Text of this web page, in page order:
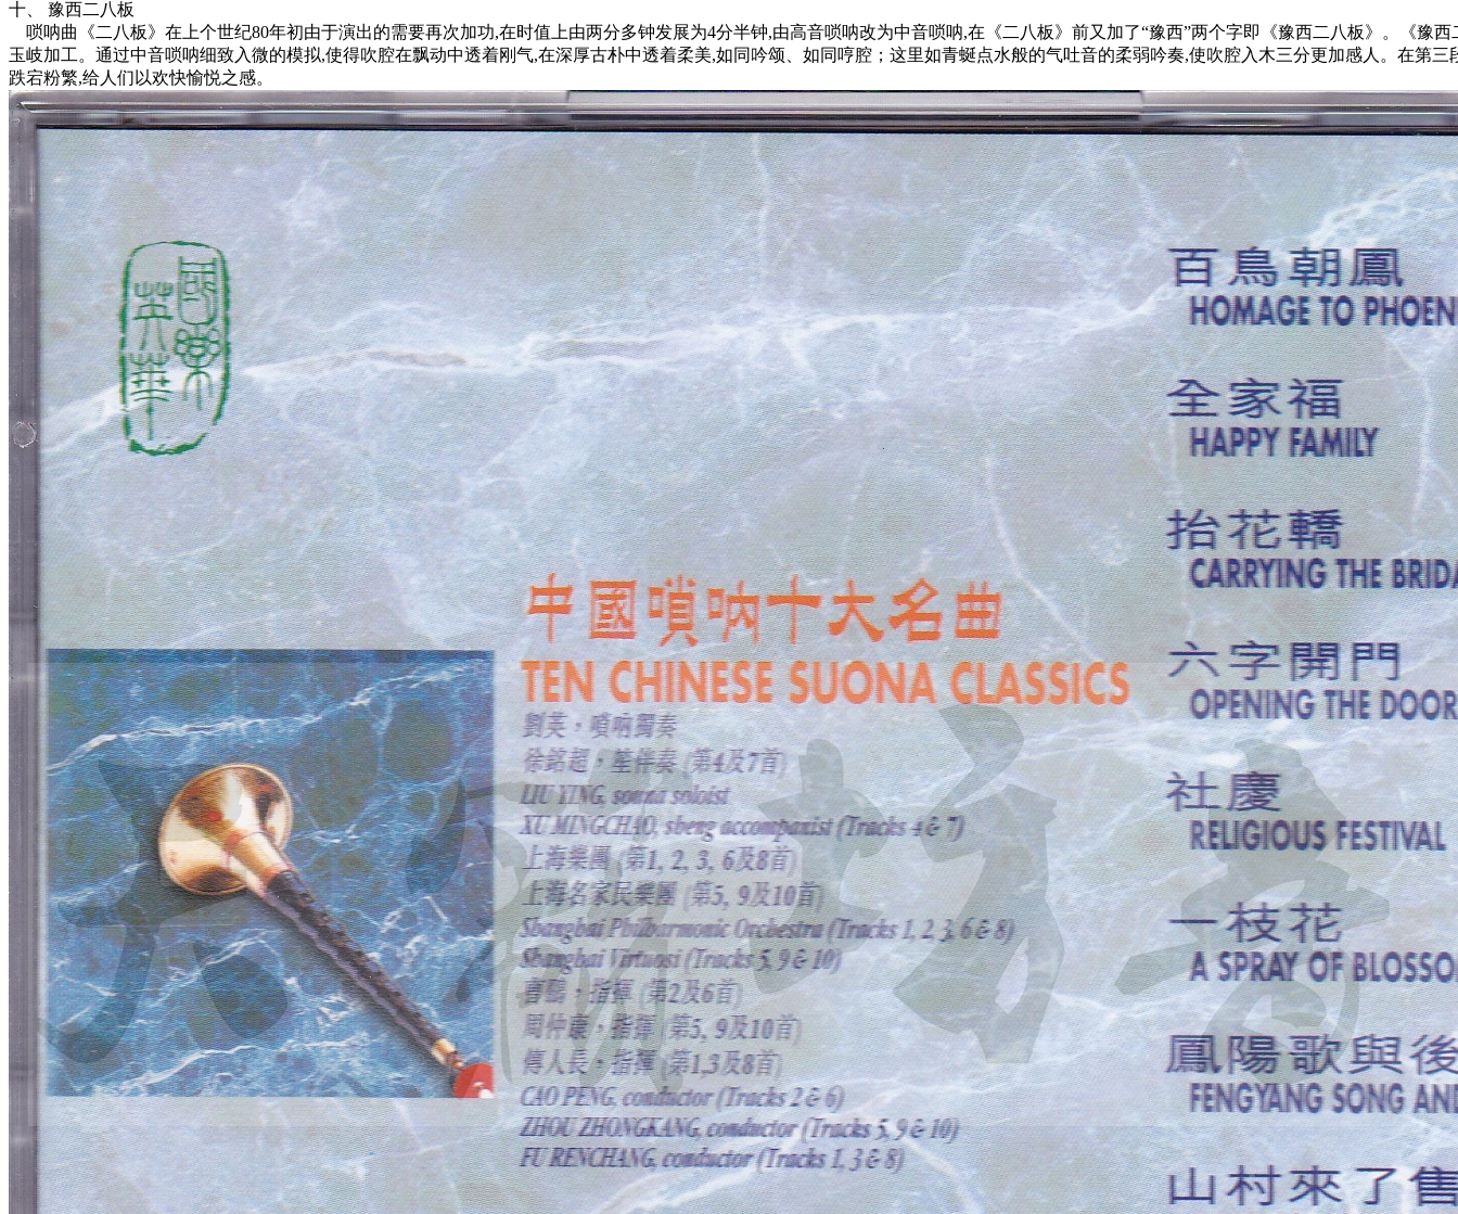
十、 豫西二八板
唢呐曲《二八板》在上个世纪80年初由于演出的需要再次加功,在时值上由两分多钟发展为4分半钟,由高音唢呐改为中音唢呐,在《二八板》前又加了“豫西”两个字即《豫西二八板》。《豫
玉岐加工。通过中音唢呐细致入微的模拟,使得吹腔在飘动中透着刚气,在深厚古朴中透着柔美,如同吟颂、如同哼腔；这里如青蜒点水般的气吐音的柔弱吟奏,使吹腔入木三分更加感人。在第
跌宕粉繁,给人们以欢快愉悦之感。